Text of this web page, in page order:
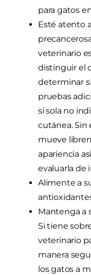
para gatos
Esté atento
veterinario
distinguir el
determinar
pruebas
sí sola no
cutánea. Sin
mueve
apariencia
evaluarla de
Alimente a
Mantenga a
Si tiene
veterinario
manera
los gatos a